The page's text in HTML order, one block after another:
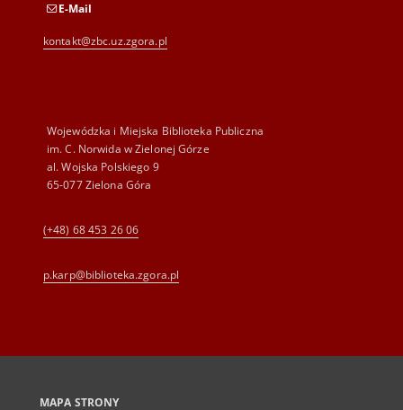
E-Mail
kontakt@zbc.uz.zgora.pl
Wojewódzka i Miejska Biblioteka Publiczna
im. C. Norwida w Zielonej Górze
al. Wojska Polskiego 9
65-077 Zielona Góra
(+48) 68 453 26 06
p.karp@biblioteka.zgora.pl
MAPA STRONY